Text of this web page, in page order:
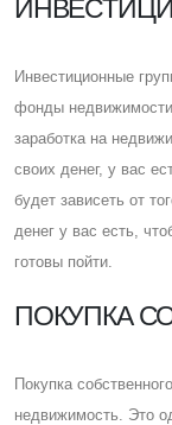
Инвестиционные
фонды
заработка на
своих денег, у вас
будет зависеть от
денег у вас есть,
готовы пойти.
ПОКУПКА
Покупка
недвижимость. Это